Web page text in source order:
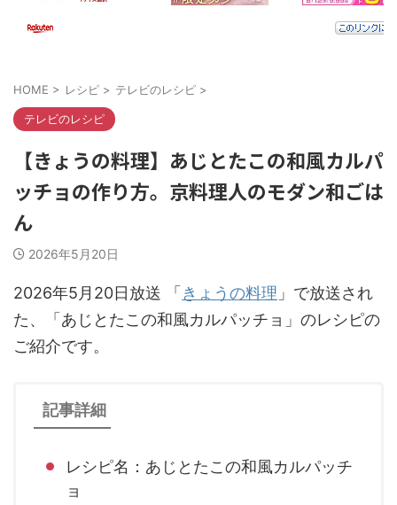
HOME > レシピ > テレビのレシピ >
テレビのレシピ
【きょうの料理】あじとたこの和風カルパ
ッチョの作り方。京料理人のモダン和ごは
ん
2026年5月20日
2026年5月20日放送 「 きょうの料理 」で放送され
た、「あじとたこの和風カルパッチョ」のレシピの
ご紹介です。
記事詳細
レシピ名：あじとたこの和風カルパッチ
ョ